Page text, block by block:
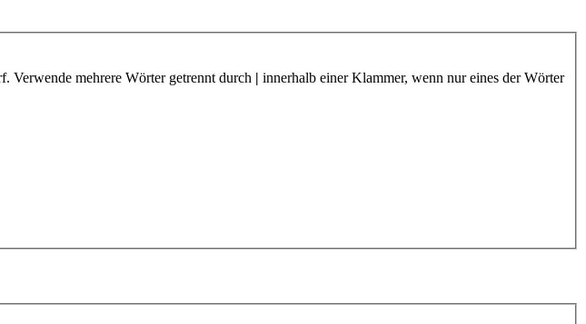
Verwende mehrere Wörter getrennt durch | innerhalb einer Klammer, wenn nur eines der Wörter